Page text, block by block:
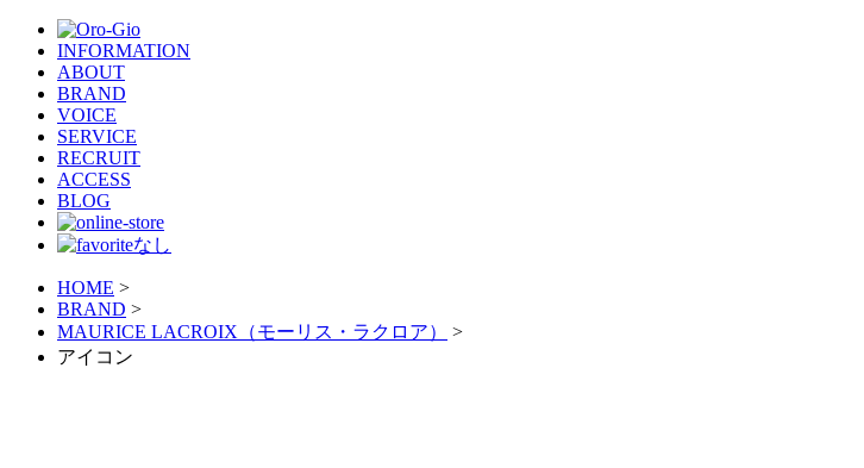
INFORMATION
ABOUT
BRAND
VOICE
SERVICE
RECRUIT
ACCESS
BLOG
HOME >
BRAND >
MAURICE LACROIX（モーリス・ラクロア）
>
アイコン